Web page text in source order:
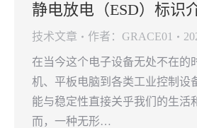
静电放电（ESD）标识
技术文章 作者： GRACE01
在当今这个电子设备无处不在的
机、平板电脑到各类工业控制设
能与稳定性直接关乎我们的生活
而，一种无形…